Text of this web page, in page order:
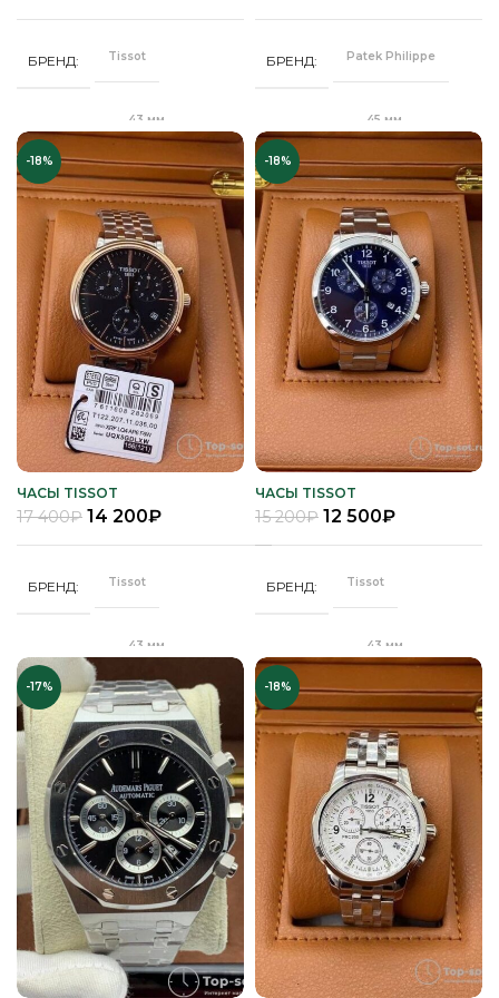
РЕМЕНЬ
Сапфировое
ЦВЕТ БРАСЛЕТА
ЦВЕТ КОРПУСА Серебро
ЦИФЕРБЛАТ Черный
РЕМЕНЬ
ЦВЕТ КОРПУСА Золото
ЦВЕТ РЕМЕШКА Коричневый
ЦИФЕРБЛАТ Белый
БРЕНД Tissot
43 мм
ЗАСТЕЖКА "Бабочка"
КОРПУС
Качественная
часовая сталь
МЕХАНИЗМ Механика
ПОКРЫТИЕ
Полное
защитное IPG
покрытие
Часы мужские
РЕМЕНЬ
Сапфировое
ЦВЕТ БРАСЛЕТА
ЦВЕТ КОРПУСА Золото
ЦИФЕРБЛАТ Розовый
БРЕНД Patek Philippe
45 мм
ЗАСТЕЖКА Клипса
КОРПУС
Качественная
часовая сталь
МЕХАНИЗМ Механика
ПОКРЫТИЕ
Полное
защитное IPG
покрытие
Часы мужские
РЕМЕНЬ
ЦВЕТ КОРПУСА Серебро
ЦВЕТ РЕМЕШКА Черный
ЦИФЕРБЛАТ Черный
-18%
ЧАСЫ TISSOT
17 400₽ 14 200₽
БРЕНД Tissot
43 мм
ЗАСТЕЖКА "Бабочка"
КОРПУС
Качественная
часовая сталь
МЕХАНИЗМ Кварц
ПОКРЫТИЕ
Полное защитное
IPS покрытие
ПОЛ Часы мужские
-18%
ЧАСЫ TISSOT
15 200₽ 12 500₽
БРЕНД Tissot
43 мм
ЗАСТЕЖКА Клипса
Качественная
часовая сталь
МЕХАНИЗМ Кварц
ПОКРЫТИЕ
Полное
защитное IPS
покрытие
-17% -18%